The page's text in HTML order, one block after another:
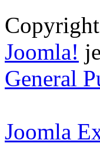
Joomla!
General
Joomla